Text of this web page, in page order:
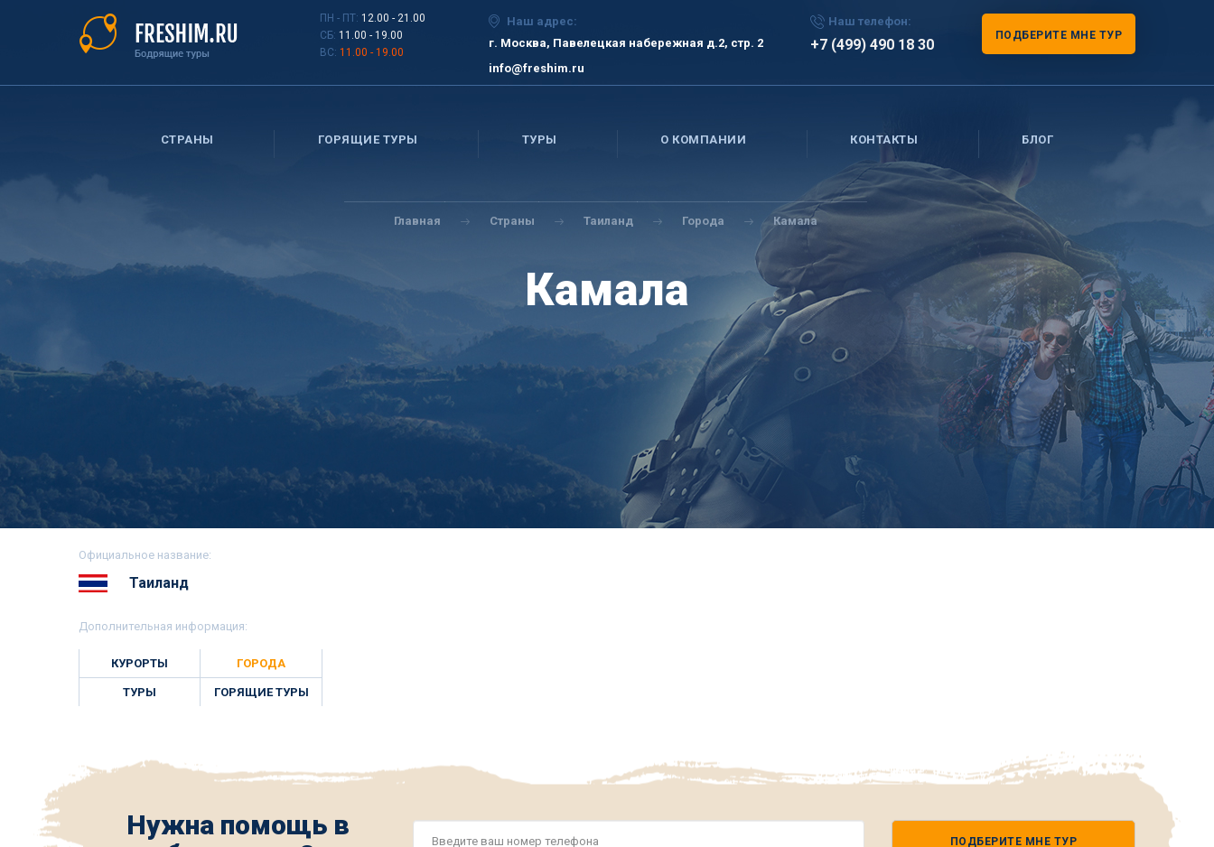
ПН - ПТ: 12.00 - 21.00
СБ: 11.00 - 19.00
ВС: 11.00 - 19.00
Наш адрес:
г. Москва, Павелецкая набережная д.2, стр. 2
info@freshim.ru
Наш телефон:
+7 (499) 490 18 30
ПОДБЕРИТЕ МНЕ ТУР
СТРАНЫ ГОРЯЩИЕ ТУРЫ ТУРЫ О КОМПАНИИ КОНТАКТЫ БЛОГ
Вы
здесь
Главная Страны Таиланд Города Камала
Камала
Официальное название:
Таиланд
Дополнительная информация:
КУРОРТЫ ГОРОДА
ТУРЫ ГОРЯЩИЕ ТУРЫ
Нужна помощь в
ПОДБЕРИТЕ МНЕ ТУР